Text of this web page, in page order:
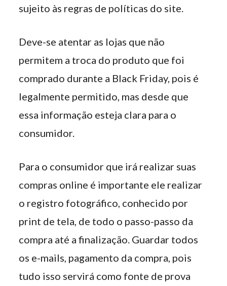
sujeito às regras de políticas do site.
Deve-se atentar as lojas que não
permitem a troca do produto que foi
comprado durante a Black Friday, pois é
legalmente permitido, mas desde que
essa informação esteja clara para o
consumidor.
Para o consumidor que irá realizar suas
compras online é importante ele realizar
o registro fotográfico, conhecido por
print de tela, de todo o passo-passo da
compra até a finalização. Guardar todos
os e-mails, pagamento da compra, pois
tudo isso servirá como fonte de prova